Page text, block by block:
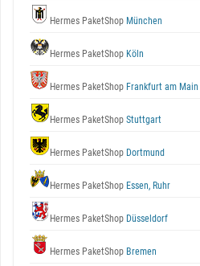
Hermes PaketShop München
Hermes PaketShop Köln
Hermes PaketShop Frankfurt am Main
Hermes PaketShop Stuttgart
Hermes PaketShop Dortmund
Hermes PaketShop Essen, Ruhr
Hermes PaketShop Düsseldorf
Hermes PaketShop Bremen